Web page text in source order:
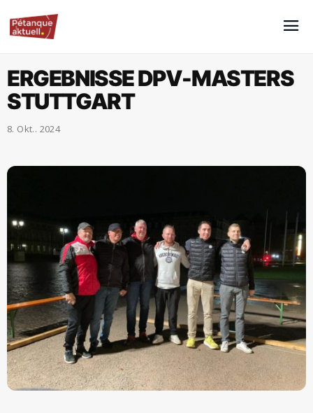
ERGEBNISSE DPV-MASTERS
STUTTGART
8. Okt.. 2024